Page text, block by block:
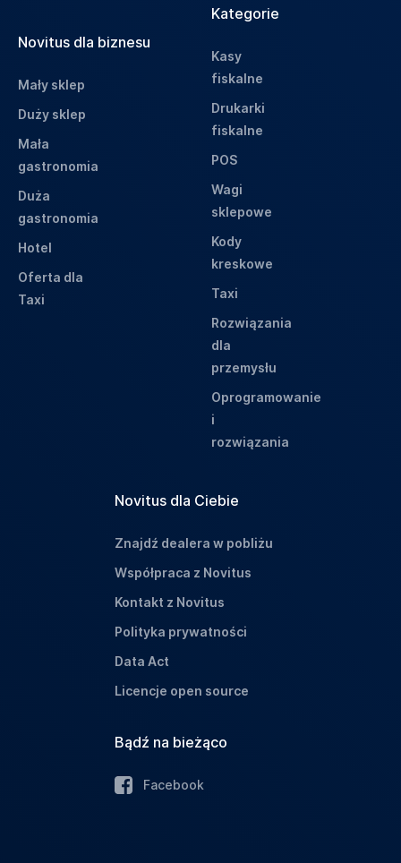
Novitus dla biznesu
Mały sklep
Duży sklep
Mała
gastronomia
Duża
gastronomia
Hotel
Oferta dla
Taxi
Kategorie
Kasy
fiskalne
Drukarki
fiskalne
POS
Wagi
sklepowe
Kody
kreskowe
Taxi
Rozwiązania
dla
przemysłu
Oprogramowanie
i
rozwiązania
Novitus dla Ciebie
Znajdź dealera w pobliżu
Współpraca z Novitus
Kontakt z Novitus
Polityka prywatności
Data Act
Licencje open source
Bądź na bieżąco
Facebook